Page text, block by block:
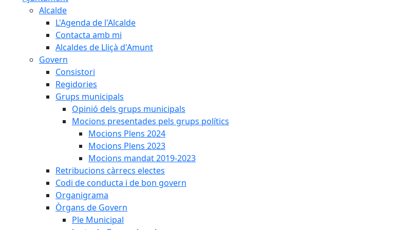
Alcalde
L'Agenda de l'Alcalde
Contacta amb mi
Alcaldes de Lliçà d'Amunt
Govern
Consistori
Regidories
Grups municipals
Opinió dels grups municipals
Mocions presentades pels grups polítics
Mocions Plens 2024
Mocions Plens 2023
Mocions mandat 2019-2023
Retribucions càrrecs electes
Codi de conducta i de bon govern
Organigrama
Òrgans de Govern
Ple Municipal